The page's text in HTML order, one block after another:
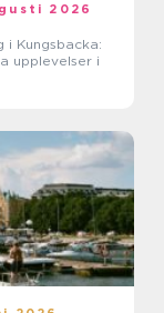
2026
i Kungsbacka:
upplevelser i